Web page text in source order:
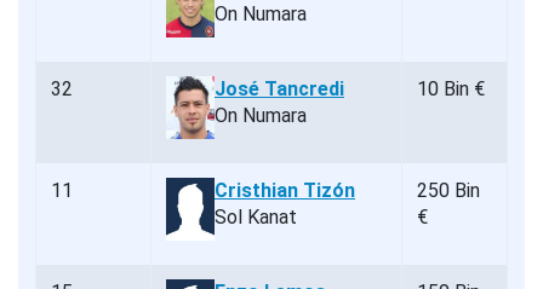
On Numara
32
José Tancredi
On Numara
10 Bin €
11
Cristhian Tizón
Sol Kanat
250 Bin
€